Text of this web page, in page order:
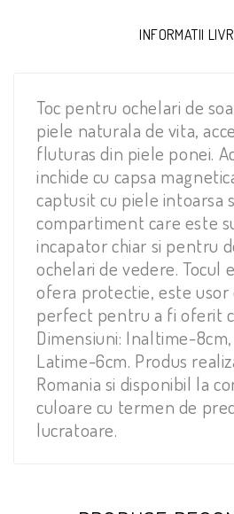
INFORMATII
Toc pentru ochelari de
piele naturala de vita,
fluturas din piele ponei.
inchide cu capsa
captusit cu piele intoarsa
compartiment care este
incapator chiar si pentru
ochelari de vedere. Tocul
ofera protectie, este usor
perfect pentru a fi oferit
Dimensiuni: Inaltime-
Latime-6cm. Produs
Romania si disponibil la
culoare cu termen de
lucratoare.